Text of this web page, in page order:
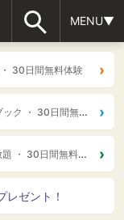
MENU▼
30日間無料体験 ›
・ 30日間無料体験 ›
・ 30日間無料体験 ›
ゼント！